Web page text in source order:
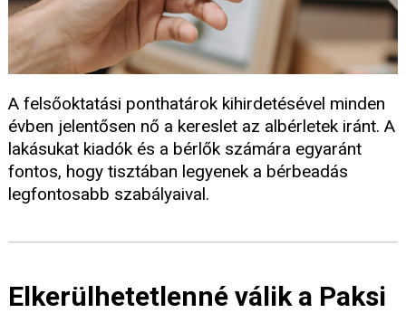
A felsőoktatási ponthatárok kihirdetésével minden
évben jelentősen nő a kereslet az albérletek iránt. A
lakásukat kiadók és a bérlők számára egyaránt
fontos, hogy tisztában legyenek a bérbeadás
legfontosabb szabályaival.
Elkerülhetetlenné válik a Paksi